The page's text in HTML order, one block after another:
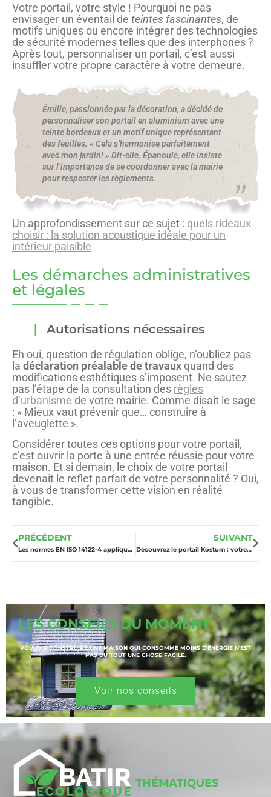
Votre portail, votre style ! Pourquoi ne pas
envisager un éventail de teintes fascinantes, de
motifs uniques ou encore intégrer des technologies
de sécurité modernes telles que des interphones ?
Après tout, personnaliser un portail, c’est aussi
insuffler votre propre caractère à votre demeure.
Émilie, passionnée par la décoration, a décidé de
personnaliser son portail en aluminium avec une
teinte bordeaux et un motif unique représentant
des feuilles. « Cela s’harmonise parfaitement
avec mon jardin! » Dit-elle. Épanouie, elle insiste
sur l’importance de se coordonner avec la mairie
pour respecter les règlements.
Un approfondissement sur ce sujet : quels rideaux
choisir : la solution acoustique idéale pour un
intérieur paisible
Les démarches administratives
et légales
Autorisations nécessaires
Eh oui, question de régulation oblige, n’oubliez pas
la déclaration préalable de travaux quand des
modifications esthétiques s’imposent. Ne sautez
pas l’étape de la consultation des règles
d’urbanisme de votre mairie. Comme disait le sage
: « Mieux vaut prévenir que… construire à
l’aveuglette ».
Considérer toutes ces options pour votre portail,
c’est ouvrir la porte à une entrée réussie pour votre
maison. Et si demain, le choix de votre portail
devenait le reflet parfait de votre personnalité ? Oui,
à vous de transformer cette vision en réalité
tangible.
PRÉCÉDENT
Les normes EN ISO 14122-4 appliquées aux échelles à crinoline : ce qu’il faut retenir
SUIVANT
Découvrez le portail Kostum : votre accès à des solutions sur mesure
LES CONSEILS DU MOMENT
VOULOIR CONSTRUIRE UNE MAISON QUI CONSOMME MOINS D’ÉNERGIE N’EST
PAS DU TOUT UNE CHOSE FACILE.
Voir nos conseils
THÉMATIQUES